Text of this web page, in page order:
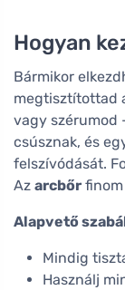
Hogyan
Bármikor
megtisztítottad
vagy szérumod
csúsznak, és
felszívódását.
Az arcbőr
Alapvető
Mindig
Használj